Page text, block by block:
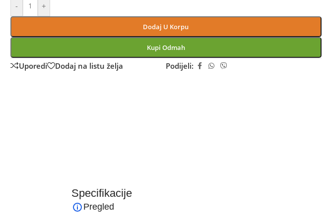
- +
Dodaj U Korpu
Kupi Odmah
Uporedi Dodaj na listu želja Podijeli:
Specifikacije
Pregled